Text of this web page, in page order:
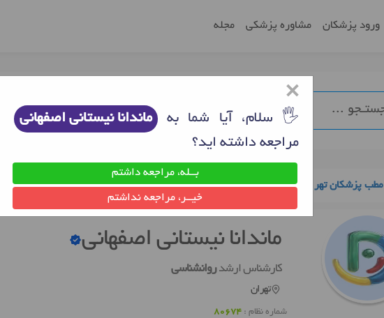
ورود پزشکان مشاوره پزشکی مجله
مطب پزشکان تهران روانشناس خوب تهران ماندانا نیستانی اصفهانی
ماندانا نیستانی اصفهانی
کارشناس ارشدروانشناسی
تهران
شماره نظام :80674
×
🖐 سلام، آیا شما به
ماندانا نیستانی اصفهانی
مراجعه داشته اید؟
بــله، مراجعه داشتم
خیــر، مراجعه نداشتم